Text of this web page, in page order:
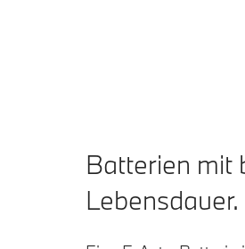
Batterien mit
Lebensdauer.